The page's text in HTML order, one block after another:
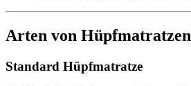
Arten von Hüpfmatratzen
Standard Hüpfmatratze